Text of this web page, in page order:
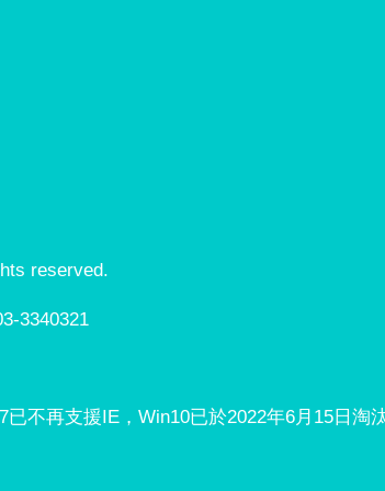
reserved.
3340321
不再支援IE，Win10已於2022年6月15日淘